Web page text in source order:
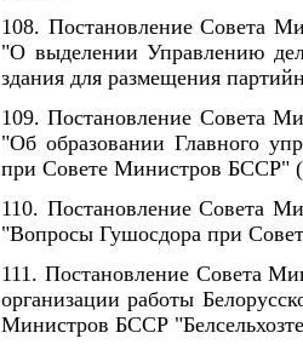
108. Постановление Совета
"О выделении Управлению
здания для размещения
109. Постановление Совета
"Об образовании Главного
при Совете Министров БССР"
110. Постановление Совета
"Вопросы Гушосдора при
111. Постановление Совета
организации работы
Министров БССР